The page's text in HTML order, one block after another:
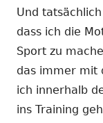
Und
dass ich die
Sport zu
das immer mit
ich innerhalb
ins Training